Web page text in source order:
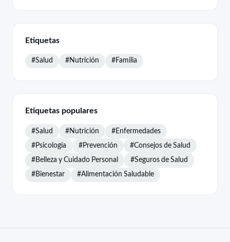
Etiquetas
#Salud #Nutrición #Familia
Etiquetas populares
#Salud #Nutrición #Enfermedades
#Psicología #Prevención #Consejos de Salud
#Belleza y Cuidado Personal #Seguros de Salud
#Bienestar #Alimentación Saludable